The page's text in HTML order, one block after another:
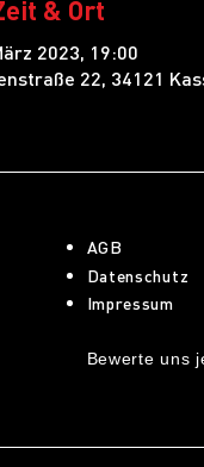
& Ort
2023, 19:00
22, 34121
AGB
Datenschutz
Impressum
Bewerte uns